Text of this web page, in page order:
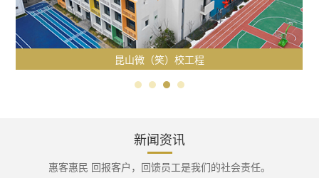
昆山微（笑）校工程
新闻资讯
惠客惠民 回报客户，回馈员工是我们的社会责任。